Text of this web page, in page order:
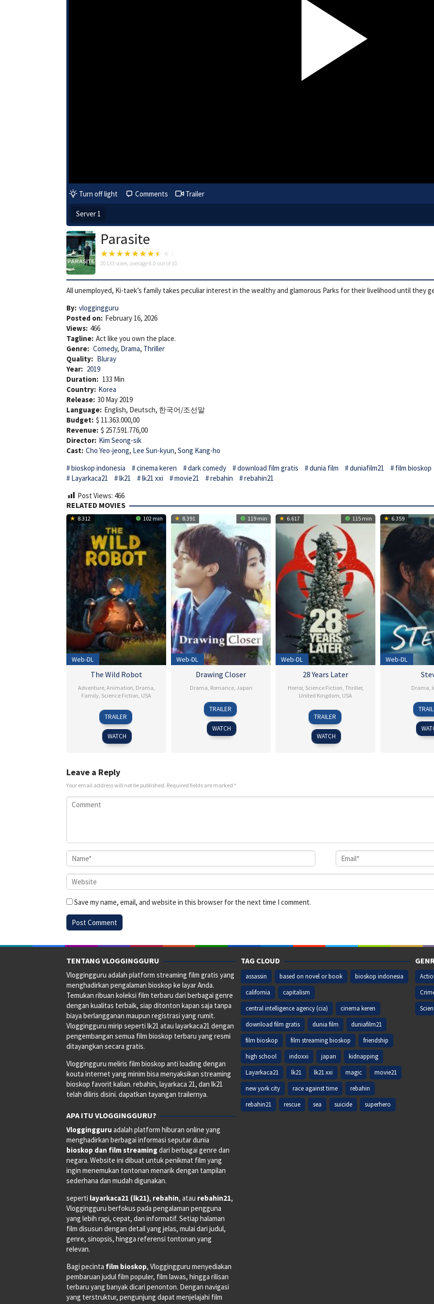
Turn off light Comments Trailer
Server 1
Parasite
20133 votes, average8.0 out of 10
All unemployed, Ki-taek’s family takes peculiar interest in the wealthy and glamorous Parks for their livelihood until they
By: vloggingguru
Posted on: February 16, 2026
Views: 466
Tagline: Act like you own the place.
Genre: Comedy, Drama, Thriller
Quality: Bluray
Year: 2019
Duration: 133 Min
Country: Korea
Release: 30 May 2019
Language: English, Deutsch, 한국어/조선말
Budget: $ 11.363.000,00
Revenue: $ 257.591.776,00
Director: Kim Seong-sik
Cast: Cho Yeo-jeong, Lee Sun-kyun, Song Kang-ho
bioskop indonesia
cinema keren dark comedy download film gratis dunia film duniafilm21 film bioskop
Layarkaca21
lk21 lk21 xxi movie21 rebahin
rebahin21
Post Views: 466
RELATED MOVIES
8.312 102 min
Web-DL
The Wild Robot
Adventure, Animation Drama
Family Science Fiction USA
12
Sep
2024
Chris
Sanders
TRAILER
WATCH
8.391 119 min
Web-DL
Drawing Closer
Drama Romance, Japan
26
Jun
2024
Takahiro
Miki
TRAILER
WATCH
6.617 115 min
Web-DL
28 Years Later
Horror, Science Fiction Thriller,
United Kingdom USA
18
Jun
2025
Danny
Boyle
TRAILER
WATCH
6.359
Web-DL
Drama
Leave a Reply
Your email address will not be published. Required fields are marked *
Save my name, email, and website in this browser for the next time I comment.
TENTANG VLOGGINGGURU
Vloggingguru adalah platform streaming film gratis yang
menghadirkan pengalaman bioskop ke layar Anda.
Temukan ribuan koleksi film terbaru dari berbagai genre
dengan kualitas terbaik, siap ditonton kapan saja tanpa
biaya berlangganan maupun registrasi yang rumit.
Vloggingguru mirip seperti lk21 atau layarkaca21 dengan
pengembangan semua film bioskop terbaru yang resmi
ditayangkan secara gratis.
Vloggingguru meliris film bioskop anti loading dengan
kouta internet yang minim bisa menyaksikan streaming
bioskop favorit kalian. rebahin, layarkaca 21, dan lk21
telah diliris disini. dapatkan tayangan trailernya.
APA ITU VLOGGINGGURU?
Vloggingguru adalah platform hiburan online yang
menghadirkan berbagai informasi seputar dunia
bioskop dan film streamingdari berbagai genre dan
negara. Website ini dibuat untuk penikmat film yang
ingin menemukan tontonan menarik dengan tampilan
sederhana dan mudah digunakan.
seperti layarkaca21 (lk21), rebahin, atau rebahin21,
Vloggingguru berfokus pada pengalaman pengguna
yang lebih rapi, cepat, dan informatif. Setiap halaman
film disusun dengan detail yang jelas, mulai dari judul,
genre, sinopsis, hingga referensi tontonan yang
relevan.
Bagi pecinta film bioskop, Vloggingguru menyediakan
pembaruan judul film populer, film lawas, hingga rilisan
terbaru yang banyak dicari penonton. Dengan navigasi
yang terstruktur, pengunjung dapat menjelajahi film
TAG CLOUD
assassin based on novel or book
bioskop indonesia
california
capitalism
central intelligence agency (cia)
cinema keren
download film gratis
dunia film
duniafilm21
film bioskop
film streaming bioskop
friendship
high school
indoxxi japan
kidnapping
Layarkaca21
lk21 lk21 xxi magic
movie21
new york city
race against time
rebahin
rebahin21
rescue sea suicide superhero